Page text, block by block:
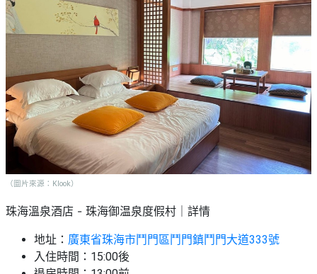
（圖片來源：Klook）
珠海溫泉酒店 - 珠海御温泉度假村 ｜詳情
地址： 廣東省珠海市鬥門區鬥門鎮鬥門大道333號
入住時間：15:00後